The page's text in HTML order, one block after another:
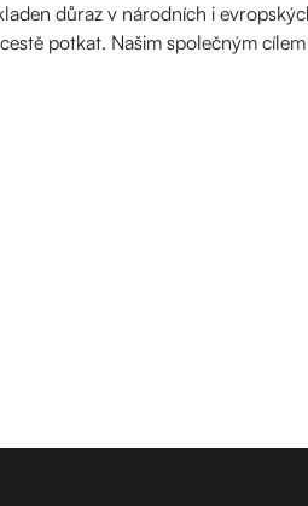
důraz v národních i
potkat. Našim společným